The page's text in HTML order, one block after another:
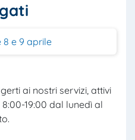
8 e 9 aprile
ai nostri servizi, attivi
19:00 dal lunedì al